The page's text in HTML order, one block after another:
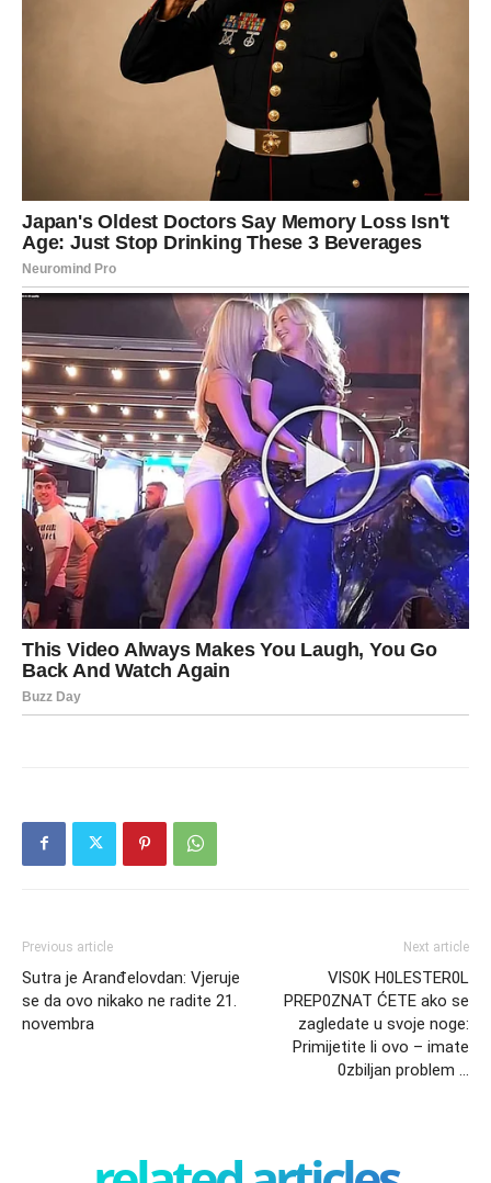
Previous article
Sutra je Aranđelovdan: Vjeruje
se da ovo nikako ne radite 21.
novembra
Next article
VlS0K H0LESTER0L
PREP0ZNAT ĆETE ako se
zagledate u svoje noge:
Primijetite li ovo – imate
0zbiljan problem …